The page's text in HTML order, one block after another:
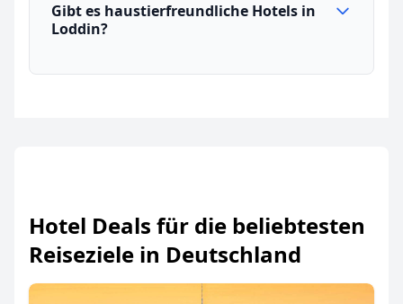
Gibt es haustierfreundliche Hotels in
Loddin?
Hotel Deals für die beliebtesten
Reiseziele in Deutschland